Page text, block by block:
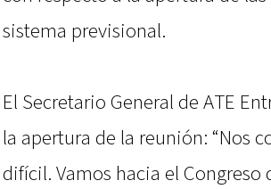
sistema previsional.
El Secretario General de ATE
la apertura de la reunión: “Nos
difícil. Vamos hacia el Congreso